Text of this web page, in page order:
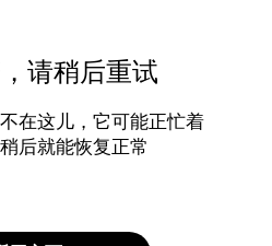
请稍后重试
在这儿，它可能正忙着
后就能恢复正常